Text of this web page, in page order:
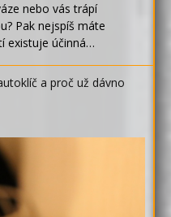
nebo vás trápí
Pak nejspíš máte
existuje účinná…
a proč už dávno